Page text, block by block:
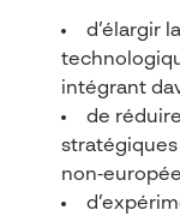
d’élargir
intégrant
de
stratégiques